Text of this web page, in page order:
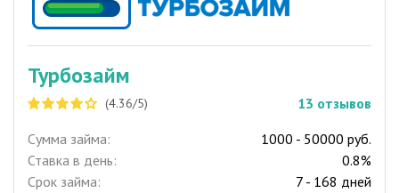
Турбозайм
(4.36/5) 13 отзывов
Сумма займа:
1000 - 50000 руб.
Ставка в день:
0.8%
Срок займа:
7 - 168 дней